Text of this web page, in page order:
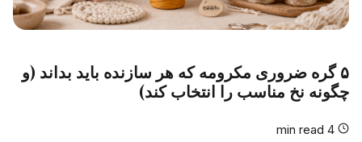
۵ گره ضروری مکرومه که هر سازنده باید بداند (و
چگونه نخ مناسب را انتخاب کند)